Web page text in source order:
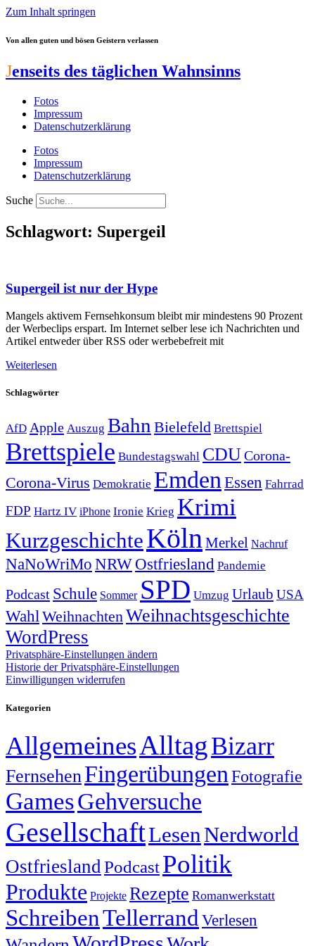
Zum Inhalt springen
Von allen guten und bösen Geistern verlassen
Jenseits des täglichen Wahnsinns
Fotos
Impressum
Datenschutzerklärung
Fotos
Impressum
Datenschutzerklärung
Suche
Schlagwort: Supergeil
Supergeil ist nur der Hype
Mangels aktivem Fernsehkonsum bleibt mir mindestens 90 Prozent
der Werbeclips erspart. Im Internet selber lese ich Nachrichten und
Artikel entweder über RSS oder werbebefreit mit
Weiterlesen
Schlagwörter
AfD Apple Auszug Bahn Bielefeld Brettspiel
Brettspiele Bundestagswahl CDUCorona-
Corona-Virus Demokratie EmdenEssen Fahrrad
FDP Hartz IV iPhone Ironie Krieg Krimi
KurzgeschichteKölnMerkel Nachruf
NaNoWriMo NRWOstfriesland Pandemie
Podcast Schule Sommer SPD Umzug Urlaub USA
WahlWeihnachtenWeihnachtsgeschichte
WordPress
Privatsphäre-Einstellungen ändern
Historie der Privatsphäre-Einstellungen
Einwilligungen widerrufen
Kategorien
AllgemeinesAlltagBizarr
Fernsehen Fingerübungen Fotografie
GamesGehversuche
GesellschaftLesen Nerdworld
Ostfriesland PodcastPolitik
Produkte Projekte Rezepte Romanwerkstatt
SchreibenTellerrand Verlesen